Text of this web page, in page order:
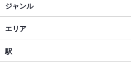
ジャンル
居酒屋
海鮮
エリア
八重洲
駅